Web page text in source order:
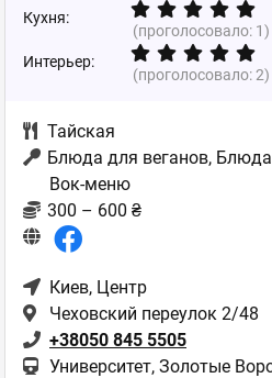
Кухня:
(проголосовало: 1)
Интерьер:
(проголосовало:2)
Тайская
Блюда для веганов, Блюда
Вок-меню
300 – 600 ₴
Киев, Центр
Чеховский переулок 2/48
+38050 845 5505
Университет, Золотые